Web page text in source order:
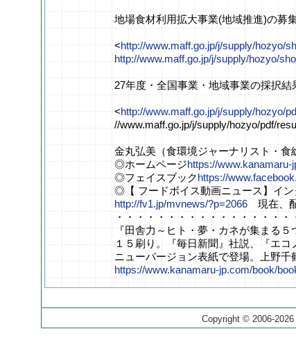
地場食材利用拡大事業(地域推進)の募
<http://www.maff.go.jp/j/supply/hozyo/
http://www.maff.go.jp/j/supply/hozyo/
27年度・全国事業・地域事業の採択結
<http://www.maff.go.jp/j/supply/hozyo/
//www.maff.go.jp/j/supply/hozyo/pdf/
金丸弘美（食環境ジャーナリスト・食
◎ホームページhttps://www.kanamaru-
◎フェイスブックhttps://
◎【 フードボイス動画ニュース】イン
http://fv1.jp/mvnews/?p=2066 現在、
・・・・・・・・・・・・・・・・
『田舎力～ヒト・夢・カネが集まる
１５刷り。『毎日新聞』社説、『エ
ニューバージョン表紙で登場。上野千
https://www.kanamaru-jp.com/book/
Copyright © 2006-2026